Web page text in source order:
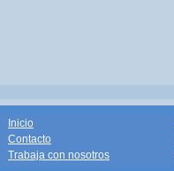
Inicio
Contacto
Trabaja con nosotros